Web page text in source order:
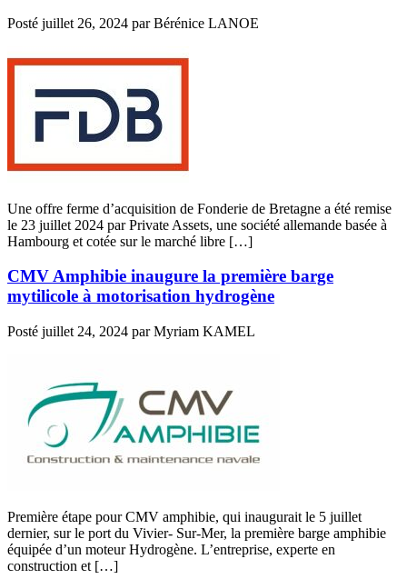
Posté juillet 26, 2024 par Bérénice LANOE
Une offre ferme d’acquisition de Fonderie de Bretagne a été remise
le 23 juillet 2024 par Private Assets, une société allemande basée à
Hambourg et cotée sur le marché libre […]
CMV Amphibie inaugure la première barge
mytilicole à motorisation hydrogène
Posté juillet 24, 2024 par Myriam KAMEL
Première étape pour CMV amphibie, qui inaugurait le 5 juillet
dernier, sur le port du Vivier- Sur-Mer, la première barge amphibie
équipée d’un moteur Hydrogène. L’entreprise, experte en
construction et […]